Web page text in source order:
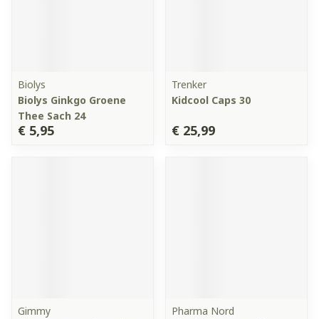
Biolys
Biolys Ginkgo Groene
Thee Sach 24
€ 5,95
Trenker
Kidcool Caps 30
€ 25,99
Gimmy
Pharma Nord